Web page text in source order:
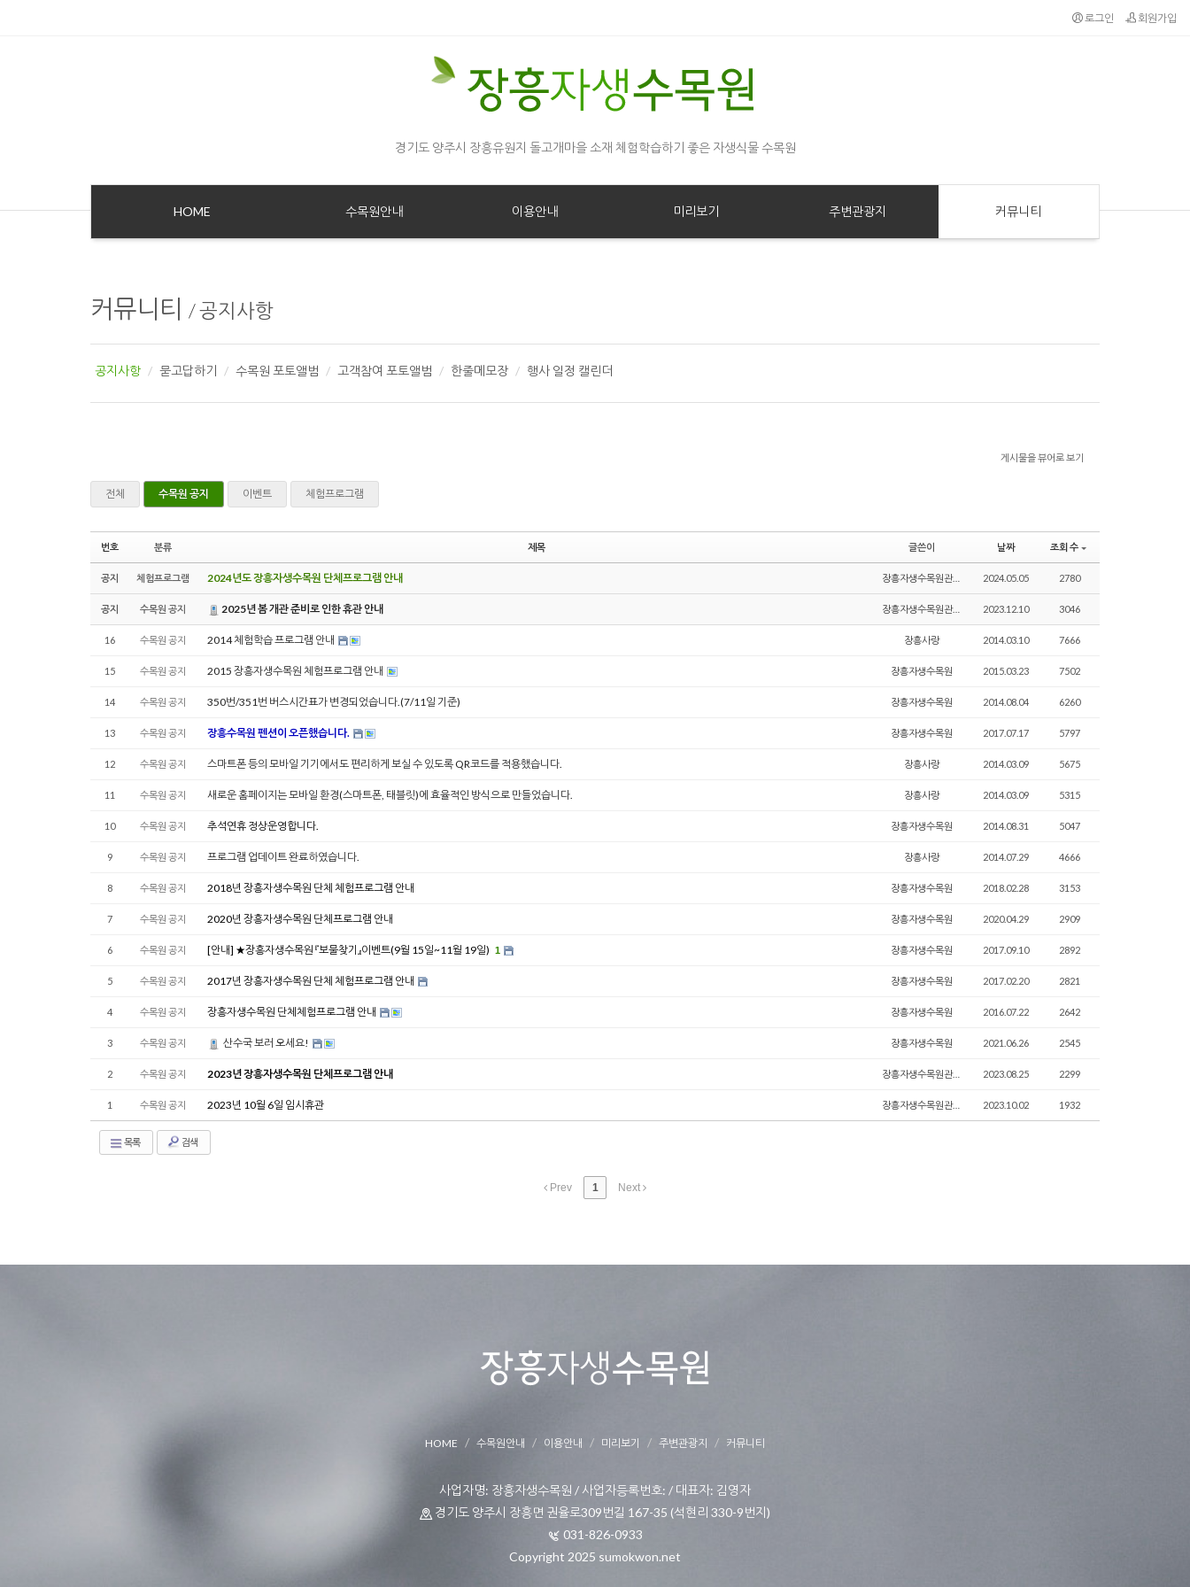
로그인 회원가입
경기도 양주시 장흥유원지 돌고개마을 소재 체험학습하기 좋은 자생식물 수목원
HOME 수목원안내 이용안내 미리보기 주변관광지 커뮤니티
커뮤니티 /공지사항
공지사항 묻고답하기 수목원 포토앨범 고객참여 포토앨범 한줄메모장 행사 일정 캘린더
게시물을 뷰어로 보기
전체 수목원 공지 이벤트 체험프로그램
번호 분류 제목 글쓴이 날짜 조회 수
공지 체험프로그램 2024년도 장흥자생수목원 단체프로그램 안내 장흥자생수목원관리자 2024.05.05 2780
공지 수목원 공지 2025년 봄 개관 준비로 인한 휴관 안내 장흥자생수목원관리자 2023.12.10 3046
16 수목원 공지 2014 체험학습 프로그램 안내 장흥사랑 2014.03.10 7666
15 수목원 공지 2015 장흥자생수목원 체험프로그램 안내 장흥자생수목원 2015.03.23 7502
14 수목원 공지 350번/351번 버스시간표가 변경되었습니다.(7/11일 기준) 장흥자생수목원 2014.08.04 6260
13 수목원 공지 장흥수목원 펜션이 오픈했습니다. 장흥자생수목원 2017.07.17 5797
12 수목원 공지 스마트폰 등의 모바일 기기에서도 편리하게 보실 수 있도록 QR코드를 적용했습니다. 장흥사랑 2014.03.09 5675
11 수목원 공지 새로운 홈페이지는 모바일 환경(스마트폰, 태블릿)에 효율적인 방식으로 만들었습니다. 장흥사랑 2014.03.09 5315
10 수목원 공지 추석연휴 정상운영합니다. 장흥자생수목원 2014.08.31 5047
9 수목원 공지 프로그램 업데이트 완료하였습니다. 장흥사랑 2014.07.29 4666
8 수목원 공지 2018년 장흥자생수목원 단체 체험프로그램 안내 장흥자생수목원 2018.02.28 3153
7 수목원 공지 2020년 장흥자생수목원 단체프로그램 안내 장흥자생수목원 2020.04.29 2909
6 수목원 공지 [안내] ★장흥자생수목원 『보물찾기』이벤트(9월 15일~11월 19일) 1 장흥자생수목원 2017.09.10 2892
5 수목원 공지 2017년 장흥자생수목원 단체 체험프로그램 안내 장흥자생수목원 2017.02.20 2821
4 수목원 공지 장흥자생수목원 단체체험프로그램 안내 장흥자생수목원 2016.07.22 2642
3 수목원 공지 산수국 보러 오세요! 장흥자생수목원 2021.06.26 2545
2 수목원 공지 2023년 장흥자생수목원 단체프로그램 안내 장흥자생수목원관리자 2023.08.25 2299
1 수목원 공지 2023년 10월 6일 임시휴관 장흥자생수목원관리자 2023.10.02 1932
목록 검색
Prev 1 Next
HOME 수목원안내 이용안내 미리보기 주변관광지 커뮤니티
사업자명: 장흥자생수목원 / 사업자등록번호: / 대표자: 김영자
경기도 양주시 장흥면 권율로309번길 167-35 (석현리 330-9번지)
031-826-0933
Copyright 2025 sumokwon.net